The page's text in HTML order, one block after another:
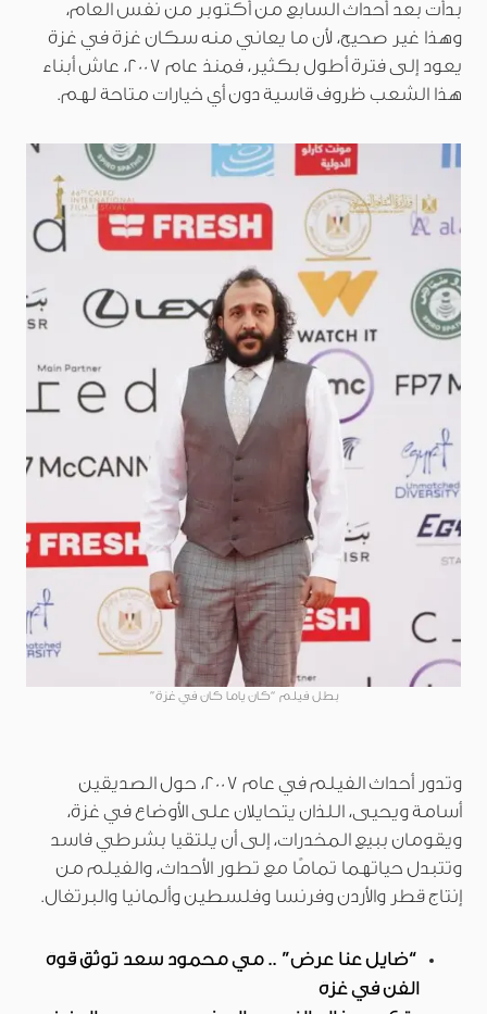
بدأت بعد أحداث السابع من أكتوبر من نفس العام،
وهذا غير صحيح، لأن ما يعاني منه سكان غزة في غزة
يعود إلى فترة أطول بكثير، فمنذ عام 2007، عاش أبناء
هذا الشعب ظروف قاسية دون أي خيارات متاحة لهم.
بطل فيلم “كان ياما كان في غزة”
وتدور أحداث الفيلم في عام 2007، حول الصديقين
أسامة ويحيى، اللذان يتحايلان على الأوضاع في غزة،
ويقومان ببيع المخدرات، إلى أن يلتقيا بشرطي فاسد
وتتبدل حياتهما تمامًا مع تطور الأحداث، والفيلم من
إنتاج قطر والأردن وفرنسا وفلسطين وألمانيا والبرتغال.
“ضايل عنا عرض” .. مي محمود سعد توثق قوة
الفن في غزة